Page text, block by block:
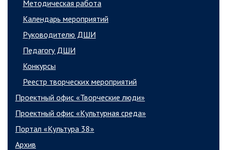
Методическая работа
Календарь мероприятий
Руководителю ДШИ
Педагогу ДШИ
Конкурсы
Реестр творческих мероприятий
Проектный офис «Творческие люди»
Проектный офис «Культурная среда»
Портал «Культура 38»
Архив